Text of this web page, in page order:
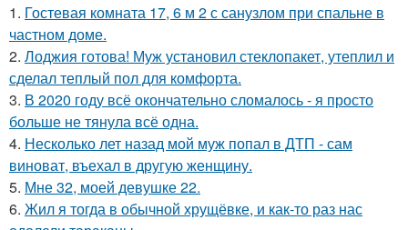
1. Гостевая комната 17, 6 м 2 с санузлом при спальне в
частном доме.
2. Лоджия готова! Муж установил стеклопакет, утеплил и
сделал теплый пол для комфорта.
3. В 2020 году всё окончательно сломалось - я просто
больше не тянула всё одна.
4. Несколько лет назад мой муж попал в ДТП - сам
виноват, въехал в другую женщину.
5. Мне 32, моей девушке 22.
6. Жил я тогда в обычной хрущёвке, и как-то раз нас